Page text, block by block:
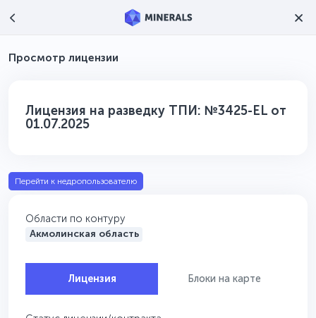
Просмотр лицензии
Лицензия на разведку ТПИ: №3425-EL от
01.07.2025
Перейти к недропользователю
Области по контуру
Акмолинская область
Лицензия Блоки на карте